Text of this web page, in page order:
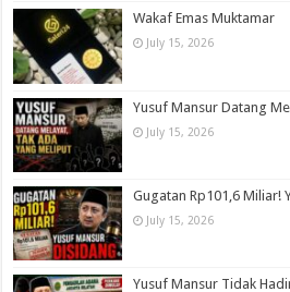
Wakaf Emas Muktamar
July 15, 2026
Yusuf Mansur Datang
July 15, 2026
Gugatan Rp101,6 Miliar!
July 15, 2026
Yusuf Mansur Tidak